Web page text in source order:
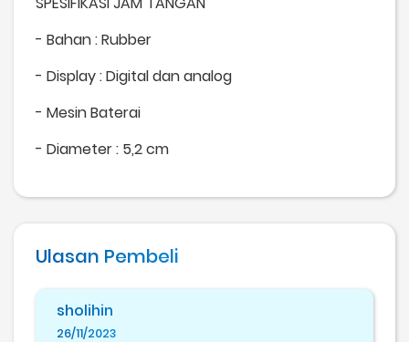
- Bahan : Rubber
- Display : Digital dan analog
- Mesin Baterai
- Diameter : 5,2 cm
Ulasan Pembeli
sholihin
26/11/2023